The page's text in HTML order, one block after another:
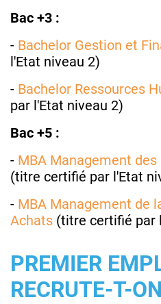
Bac +3 :
- Bachelor Gestion et
l'Etat niveau 2)
- Bachelor Ressources
par l'Etat niveau 2)
Bac +5 :
- MBA Management
(titre certifié par l'Etat
- MBA Management de
Achats (titre certifié par
PREMIER
RECRUTE-T-